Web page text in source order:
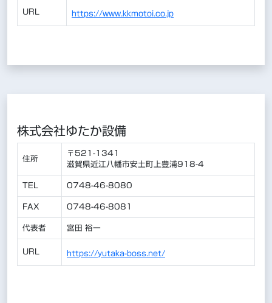
URL https://www.kkmotoi.co.jp
株式会社ゆたか設備
住所
〒521-1341
滋賀県近江八幡市安土町上豊浦918-4
TEL 0748-46-8080
FAX 0748-46-8081
代表者 宮田 裕一
URL https://yutaka-boss.net/